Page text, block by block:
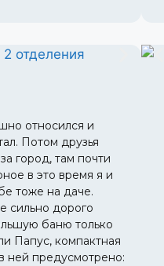
относился и
Потом друзья
город, там почти
в это время я и
тоже на даче.
сильно дорого
баню только
Папус, компактная
ней предусмотрено: